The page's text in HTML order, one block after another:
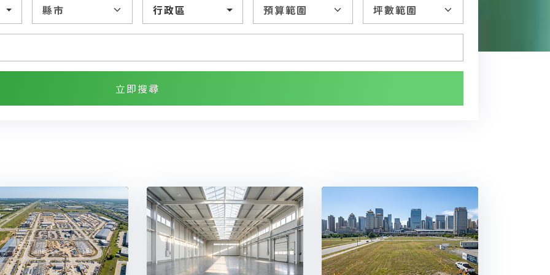
行政區
立即搜尋